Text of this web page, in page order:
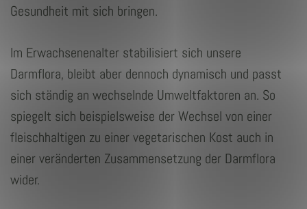
Gesundheit mit sich bringen.
Im Erwachsenenalter stabilisiert sich unsere
Darmflora, bleibt aber dennoch dynamisch und passt
sich ständig an wechselnde Umweltfaktoren an. So
spiegelt sich beispielsweise der Wechsel von einer
fleischhaltigen zu einer vegetarischen Kost auch in
einer veränderten Zusammensetzung der Darmflora
wider.